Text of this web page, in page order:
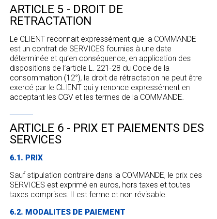
ARTICLE 5 - DROIT DE
RETRACTATION
Le CLIENT reconnait expressément que la COMMANDE
est un contrat de SERVICES fournies à une date
déterminée et qu’en conséquence, en application des
dispositions de l’article L. 221-28 du Code de la
consommation (12°), le droit de rétractation ne peut être
exercé par le CLIENT qui y renonce expressément en
acceptant les CGV et les termes de la COMMANDE.
ARTICLE 6 - PRIX ET PAIEMENTS DES
SERVICES
6.1. PRIX
Sauf stipulation contraire dans la COMMANDE, le prix des
SERVICES est exprimé en euros, hors taxes et toutes
taxes comprises. Il est ferme et non révisable.
6.2. MODALITES DE PAIEMENT